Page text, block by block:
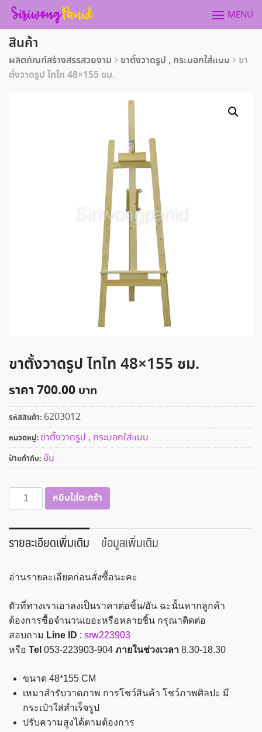
Skip
content
MENU
สินค้า
ผลิตภัณฑ์สร้างสรรสวยงาม ขาตั้งวาดรูป , กระบอกใส่แบบ
ขา
ตั้งวาดรูป ไทไท 48×155 ซม.
ขาตั้งวาดรูป ไทไท 48×155 ซม.
ราคา700.00
รหัสสินค้า: 6203012
หมวดหมู่: ขาตั้งวาดรูป , กระบอกใส่แบบ
ป้ายกำกับ: อัน
จำนวน
ขา
วาด
รูป
48x155
ชิ้น
หยิบใส่ตะกร้า
รายละเอียดเพิ่มเติม ข้อมูลเพิ่มเติม
อ่านรายละเอียดก่อนสั่งซื้อนะคะ
ตัวที่ทางเราเอาลงเป็นราคาต่อชิ้น/อัน ฉะนั้นหากลูกค้า
ต้องการซื้อจำนวนเยอะหรือหลายชิ้น กรุณาติดต่อ
สอบถาม Line ID : srw223903
หรือ Tel 053-223903-904 ภายในช่วงเวลา 8.30-18.30
ขนาด 48*155 CM
เหมาสำรับวาดภาพ การโชว์สินค้า โชว์ภาพศิลปะ มี
กระเป๋าใส่สำเร็จรูป
ปรับความสูงได้ตามต้องการ